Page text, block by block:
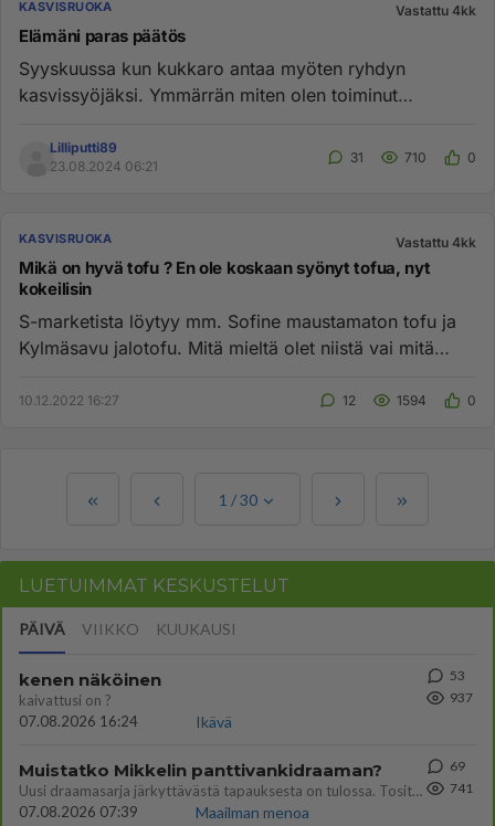
KASVISRUOKA Vastattu 4kk
Elämäni paras päätös
Syyskuussa kun kukkaro antaa myöten ryhdyn
kasvissyöjäksi. Ymmärrän miten olen toiminut
Lilliputti89
23.08.2024 06:21
31 710 0
KASVISRUOKA Vastattu 4kk
Mikä on hyvä tofu ? En ole koskaan syönyt tofua, nyt
kokeilisin
S-marketista löytyy mm. Sofine maustamaton tofu ja
Kylmäsavu jalotofu. Mitä mieltä olet niistä vai mitä
10.12.2022 16:27 12 1594 0
1 /30
LUETUIMMAT KESKUSTELUT
PÄIVÄ VIIKKO KUUKAUSI
kenen näköinen
kaivattusi on ?
07.08.2026 16:24
Ikävä
53
937
Muistatko Mikkelin panttivankidraaman?
Uusi draamasarja järkyttävästä tapauksesta on tulossa. Tositapahtumiin perustuva sarja ammentaa vuoden 1986 Mikkelin pan
07.08.2026 07:39
Maailman menoa
69
741